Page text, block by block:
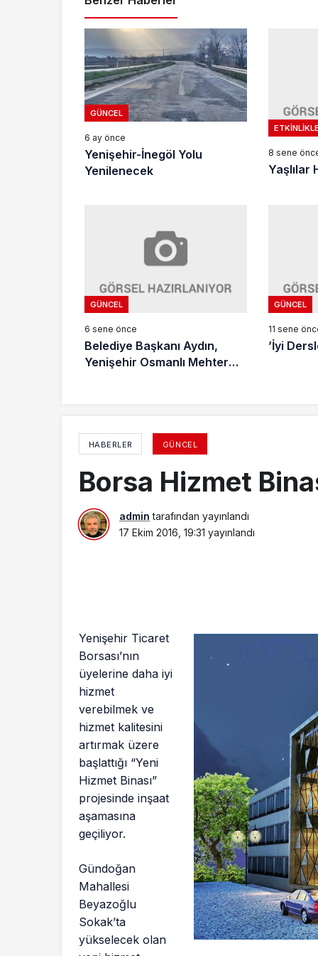
GÜNCEL
6 ay önce
Yenişehir-İnegöl Yolu
Yenilenecek
8 sene
Yaşlılar
GÜNCEL
6 sene önce
Belediye Başkanı Aydın,
Yenişehir Osmanlı Mehter
GÜNCEL
11 sene
’İyi
HABERLER GÜNCEL
Borsa Hizmet
admin tarafından yayınlandı
17 Ekim 2016, 19:31 yayınlandı
Yenişehir Ticaret
Borsası’nın
üyelerine daha iyi
hizmet
verebilmek ve
hizmet kalitesini
artırmak üzere
başlattığı “Yeni
Hizmet Binası”
projesinde inşaat
aşamasına
geçiliyor.
Gündoğan
Mahallesi
Beyazoğlu
Sokak’ta
yükselecek olan